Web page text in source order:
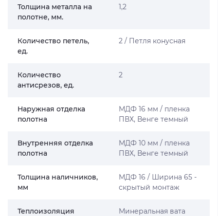
Толщина металла на
полотне, мм.
1,2
Количество петель,
ед.
2 / Петля конусная
Количество
антисрезов, ед.
2
Наружная отделка
полотна
МДФ 16 мм / пленка
ПВХ, Венге темный
Внутренняя отделка
полотна
МДФ 10 мм / пленка
ПВХ, Венге темный
Толщина наличников,
мм
МДФ 16 / Ширина 65 -
скрытый монтаж
Теплоизоляция
Минеральная вата